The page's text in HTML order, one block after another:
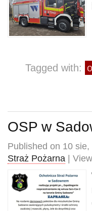
Tagged with:
OSP w
Published on 10
Straż Pożarna |